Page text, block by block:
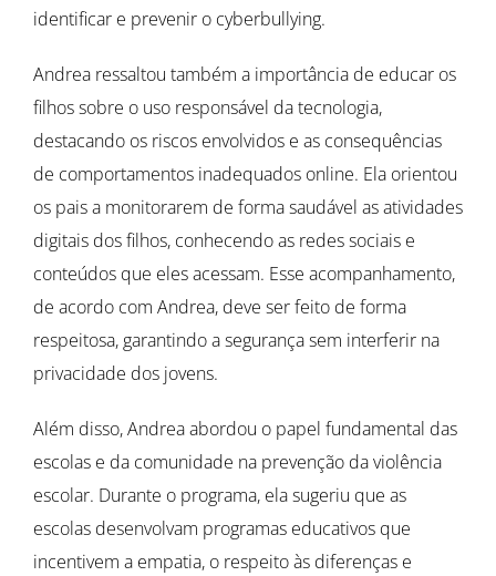
identificar e prevenir o cyberbullying.
Andrea ressaltou também a importância de educar os
filhos sobre o uso responsável da tecnologia,
destacando os riscos envolvidos e as consequências
de comportamentos inadequados online. Ela orientou
os pais a monitorarem de forma saudável as atividades
digitais dos filhos, conhecendo as redes sociais e
conteúdos que eles acessam. Esse acompanhamento,
de acordo com Andrea, deve ser feito de forma
respeitosa, garantindo a segurança sem interferir na
privacidade dos jovens.
Além disso, Andrea abordou o papel fundamental das
escolas e da comunidade na prevenção da violência
escolar. Durante o programa, ela sugeriu que as
escolas desenvolvam programas educativos que
incentivem a empatia, o respeito às diferenças e